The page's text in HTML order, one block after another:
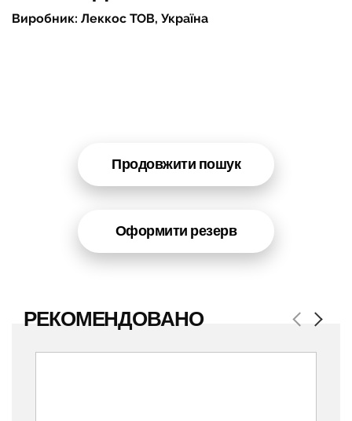
Виробник: Леккос ТОВ, Україна
Продовжити пошук
Оформити резерв
РЕКОМЕНДОВАНО Previous
Next